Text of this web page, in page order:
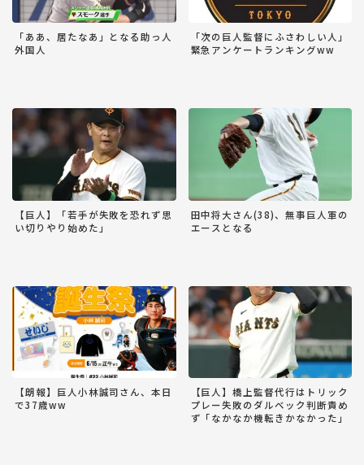
「ああ、居たなあ」となる助っ人
外国人
「次の巨人監督にふさわしい人」
緊急アンケートランキングww
【巨人】「若手が失敗を恐れず思
い切りやり始めた」
田中将大さん(38)、無事巨人軍の
エースとなる
【朗報】巨人小林誠司さん、本日
で37歳ww
【巨人】橋上監督代行はトリック
プレー失敗のダルベック判断責め
ず「なかなか機転きかなかった」